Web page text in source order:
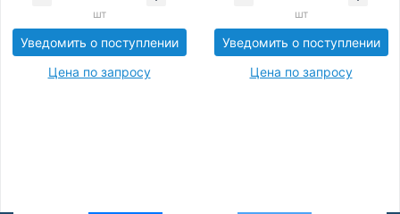
шт
Уведомить о поступлении
Цена по запросу
шт
Уведомить о поступлении
Цена по запросу